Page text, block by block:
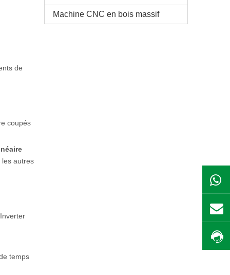
de
coupés
les autres
temps
Machine CNC en bois massif